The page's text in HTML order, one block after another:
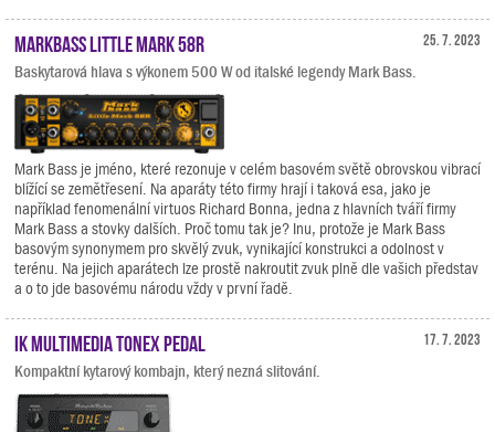
25. 7. 2023
Markbass Little Mark 58R
Baskytarová hlava s výkonem 500 W od italské legendy Mark Bass.
Mark Bass je jméno, které rezonuje v celém basovém světě obrovskou vibrací
blížící se zemětřesení. Na aparáty této firmy hrají i taková esa, jako je
například fenomenální virtuos Richard Bonna, jedna z hlavních tváří firmy
Mark Bass a stovky dalších. Proč tomu tak je? Inu, protože je Mark Bass
basovým synonymem pro skvělý zvuk, vynikající konstrukci a odolnost v
terénu. Na jejich aparátech lze prostě nakroutit zvuk plně dle vašich představ
a o to jde basovému národu vždy v první řadě.
17. 7. 2023
IK Multimedia TONEX Pedal
Kompaktní kytarový kombajn, který nezná slitování.